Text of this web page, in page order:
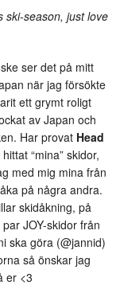
ski-season, just love
ser det på mitt
när jag försökte
ett grymt roligt
av Japan och
Har provat Head
“mina” skidor,
med mig mina från
på några andra.
skidåkning, på
JOY-skidor från
ska göra (@jannid)
så önskar jag
er <3